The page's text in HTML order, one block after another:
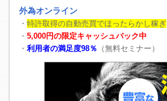
外為オンライン
・ 特許取得の自動売買でほったらかし稼ぎ
・ 5,000円の限定キャッシュバック中
・ 利用者の満足度98％ （無料セミナー）